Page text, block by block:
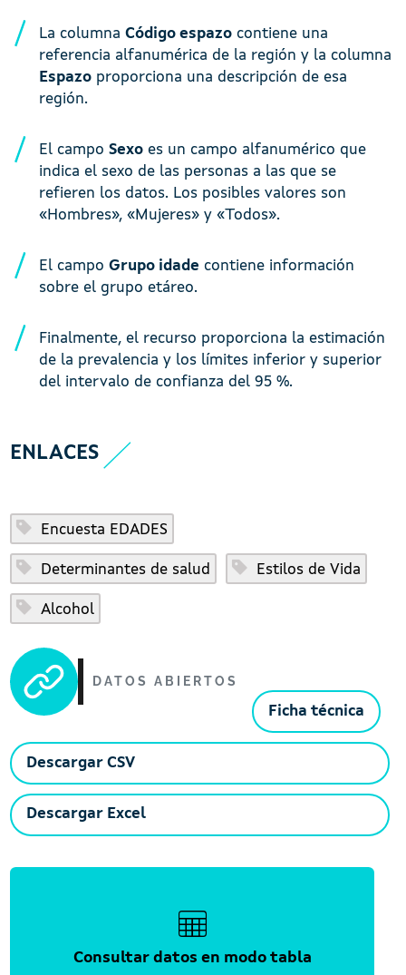
La columnaCódigo espazo contiene una
referencia alfanumérica de la región y la columna
Espazo proporciona una descripción de esa
región.
El campoSexo es un campo alfanumérico que
indica el sexo de las personas a las que se
refieren los datos. Los posibles valores son
«Hombres», «Mujeres» y «Todos».
El campoGrupo idade contiene información
sobre el grupo etáreo.
Finalmente, el recurso proporciona la estimación
de la prevalencia y los límites inferior y superior
del intervalo de confianza del 95 %.
ENLACES
Encuesta EDADES
Determinantes de salud Estilos de Vida
Alcohol
DATOS ABIERTOS
Ficha técnica
Descargar CSV
Descargar Excel
Consultar datos en modo tabla